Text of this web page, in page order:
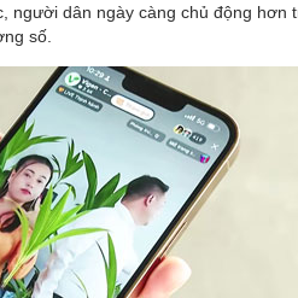
dân ngày càng chủ động hơn
số.